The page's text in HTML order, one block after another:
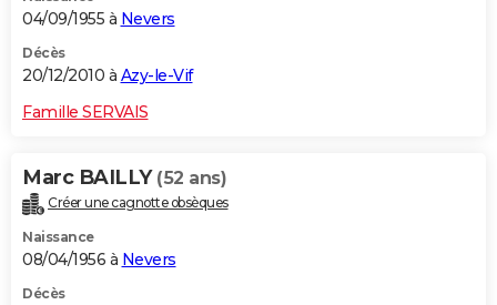
04/09/1955 à Nevers
Décès
20/12/2010 à Azy-le-Vif
Famille SERVAIS
Marc BAILLY (52 ans)
Créer une cagnotte obsèques
Naissance
08/04/1956 à Nevers
Décès